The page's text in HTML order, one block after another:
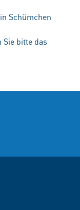
Schümchen
bitte das